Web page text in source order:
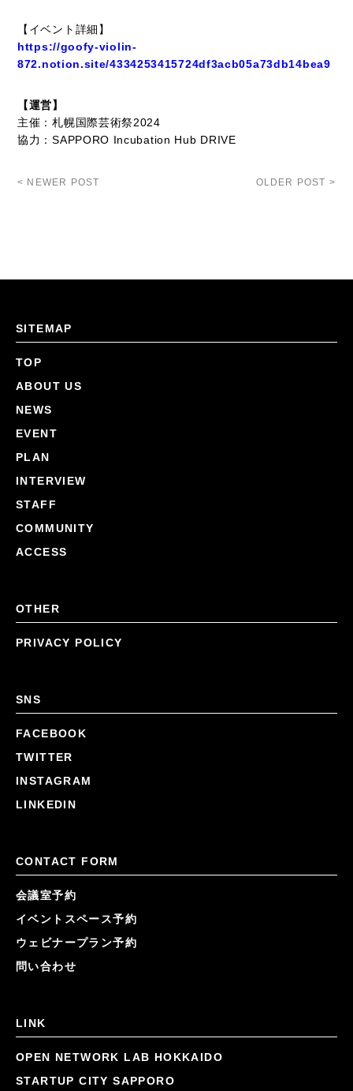
【イベント詳細】
https://goofy-violin-
872.notion.site/4334253415724df3acb05a73db14bea9
【運営】
主催：札幌国際芸術祭2024
協力：SAPPORO Incubation Hub DRIVE
< NEWER POST OLDER POST >
SITEMAP
TOP
ABOUT US
NEWS
EVENT
PLAN
INTERVIEW
STAFF
COMMUNITY
ACCESS
OTHER
PRIVACY POLICY
SNS
FACEBOOK
TWITTER
INSTAGRAM
LINKEDIN
CONTACT FORM
会議室予約
イベントスペース予約
ウェビナープラン予約
問い合わせ
LINK
OPEN NETWORK LAB HOKKAIDO
STARTUP CITY SAPPORO